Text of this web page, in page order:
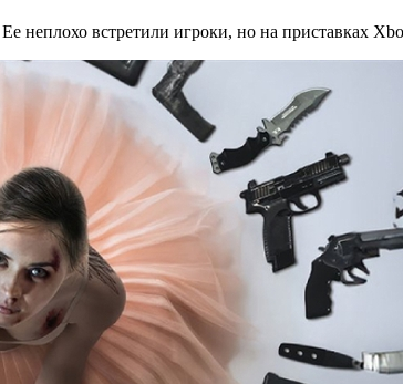
неплохо встретили игроки, но на приставках